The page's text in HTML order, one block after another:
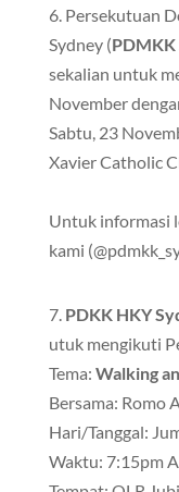
6. Persekutuan
Sydney (
sekalian untuk
November
Sabtu, 23
Xavier Catholic
Untuk informasi
kami
7. PDKK HKY
utuk mengikuti
Tema: Walking
Bersama: Romo
Hari/Tanggal:
Waktu: 7:15pm